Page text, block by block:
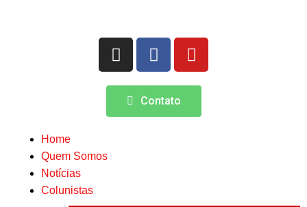
Contato
Home
Quem Somos
Notícias
Colunistas